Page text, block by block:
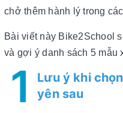
chở thêm hành lý trong
Bài viết này Bike2School
và gợi ý danh sách 5 mẫu
1
Lưu ý khi
yên sau